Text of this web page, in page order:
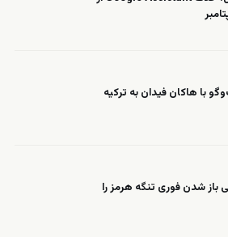
با هاکان فیدان به ترکیه
شدن فوری تنگه هرمز را